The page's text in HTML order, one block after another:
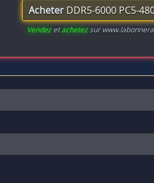
Acheter DDR5-6000 PC5-
Vendezetachetezsur